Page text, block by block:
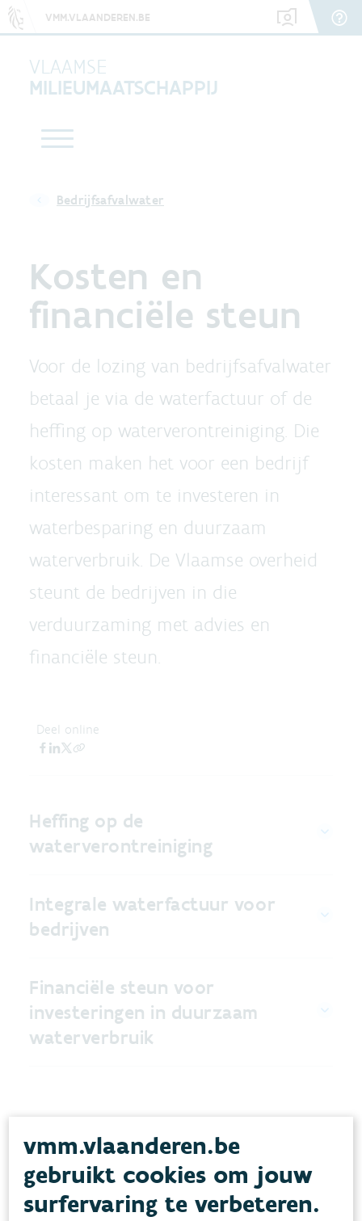
VMM.VLAANDEREN.BE
VLAAMSE
MILIEUMAATSCHAPPIJ
Bedrijfsafvalwater
Kosten en
financiële steun
Voor de lozing van bedrijfsafvalwater
betaal je via de waterfactuur of de
heffing op waterverontreiniging. Die
kosten maken het voor een bedrijf
interessant om te investeren in
waterbesparing en duurzaam
waterverbruik. De Vlaamse overheid
steunt de bedrijven in die
verduurzaming met advies en
financiële steun.
Deel online
Heffing op de
waterverontreiniging
Integrale waterfactuur voor
bedrijven
Financiële steun voor
investeringen in duurzaam
waterverbruik
Gerelateerde diensten &
producten
vmm.vlaanderen.be
gebruikt cookies om jouw
surfervaring te verbeteren.